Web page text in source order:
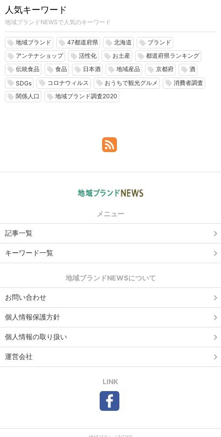
人気キーワード
地域ブランドNEWSで人気のキーワード
local_offer 地域ブランド local_offer 47都道府県 local_offer 北海道 local_offer ブランド
local_offer アンテナショップ local_offer 活性化 local_offer お土産 local_offer 都道府県ランキング
local_offer 伝統食品 local_offer 食品 local_offer 日本酒 local_offer 地域産品 local_offer 京都府 local_offer 酒
local_offer SDGs local_offer コロナウィルス local_offer おうちで観光グルメ local_offer 消費者調査
local_offer 関係人口 local_offer 地域ブランド調査2020
メニュー
記事一覧
キーワード一覧
地域ブランドNEWSについて
お問い合わせ
個人情報保護方針
個人情報の取り扱い
運営会社
LINK